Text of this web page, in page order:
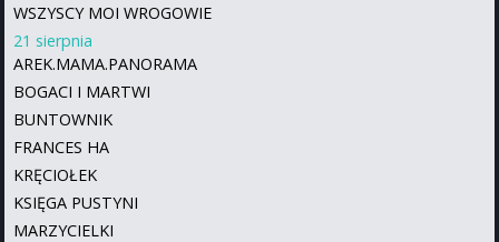
WSZYSCY MOI WROGOWIE
21 sierpnia
AREK.MAMA.PANORAMA
BOGACI I MARTWI
BUNTOWNIK
FRANCES HA
KRĘCIOŁEK
KSIĘGA PUSTYNI
MARZYCIELKI